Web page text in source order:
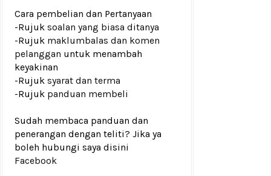
Cara pembelian dan Pertanyaan
-Rujuk soalan yang biasa ditanya
-Rujuk maklumbalas dan komen
pelanggan untuk menambah
keyakinan
-Rujuk syarat dan terma
-Rujuk panduan membeli
Sudah membaca panduan dan
penerangan dengan teliti? Jika ya
boleh hubungi saya disini
Facebook